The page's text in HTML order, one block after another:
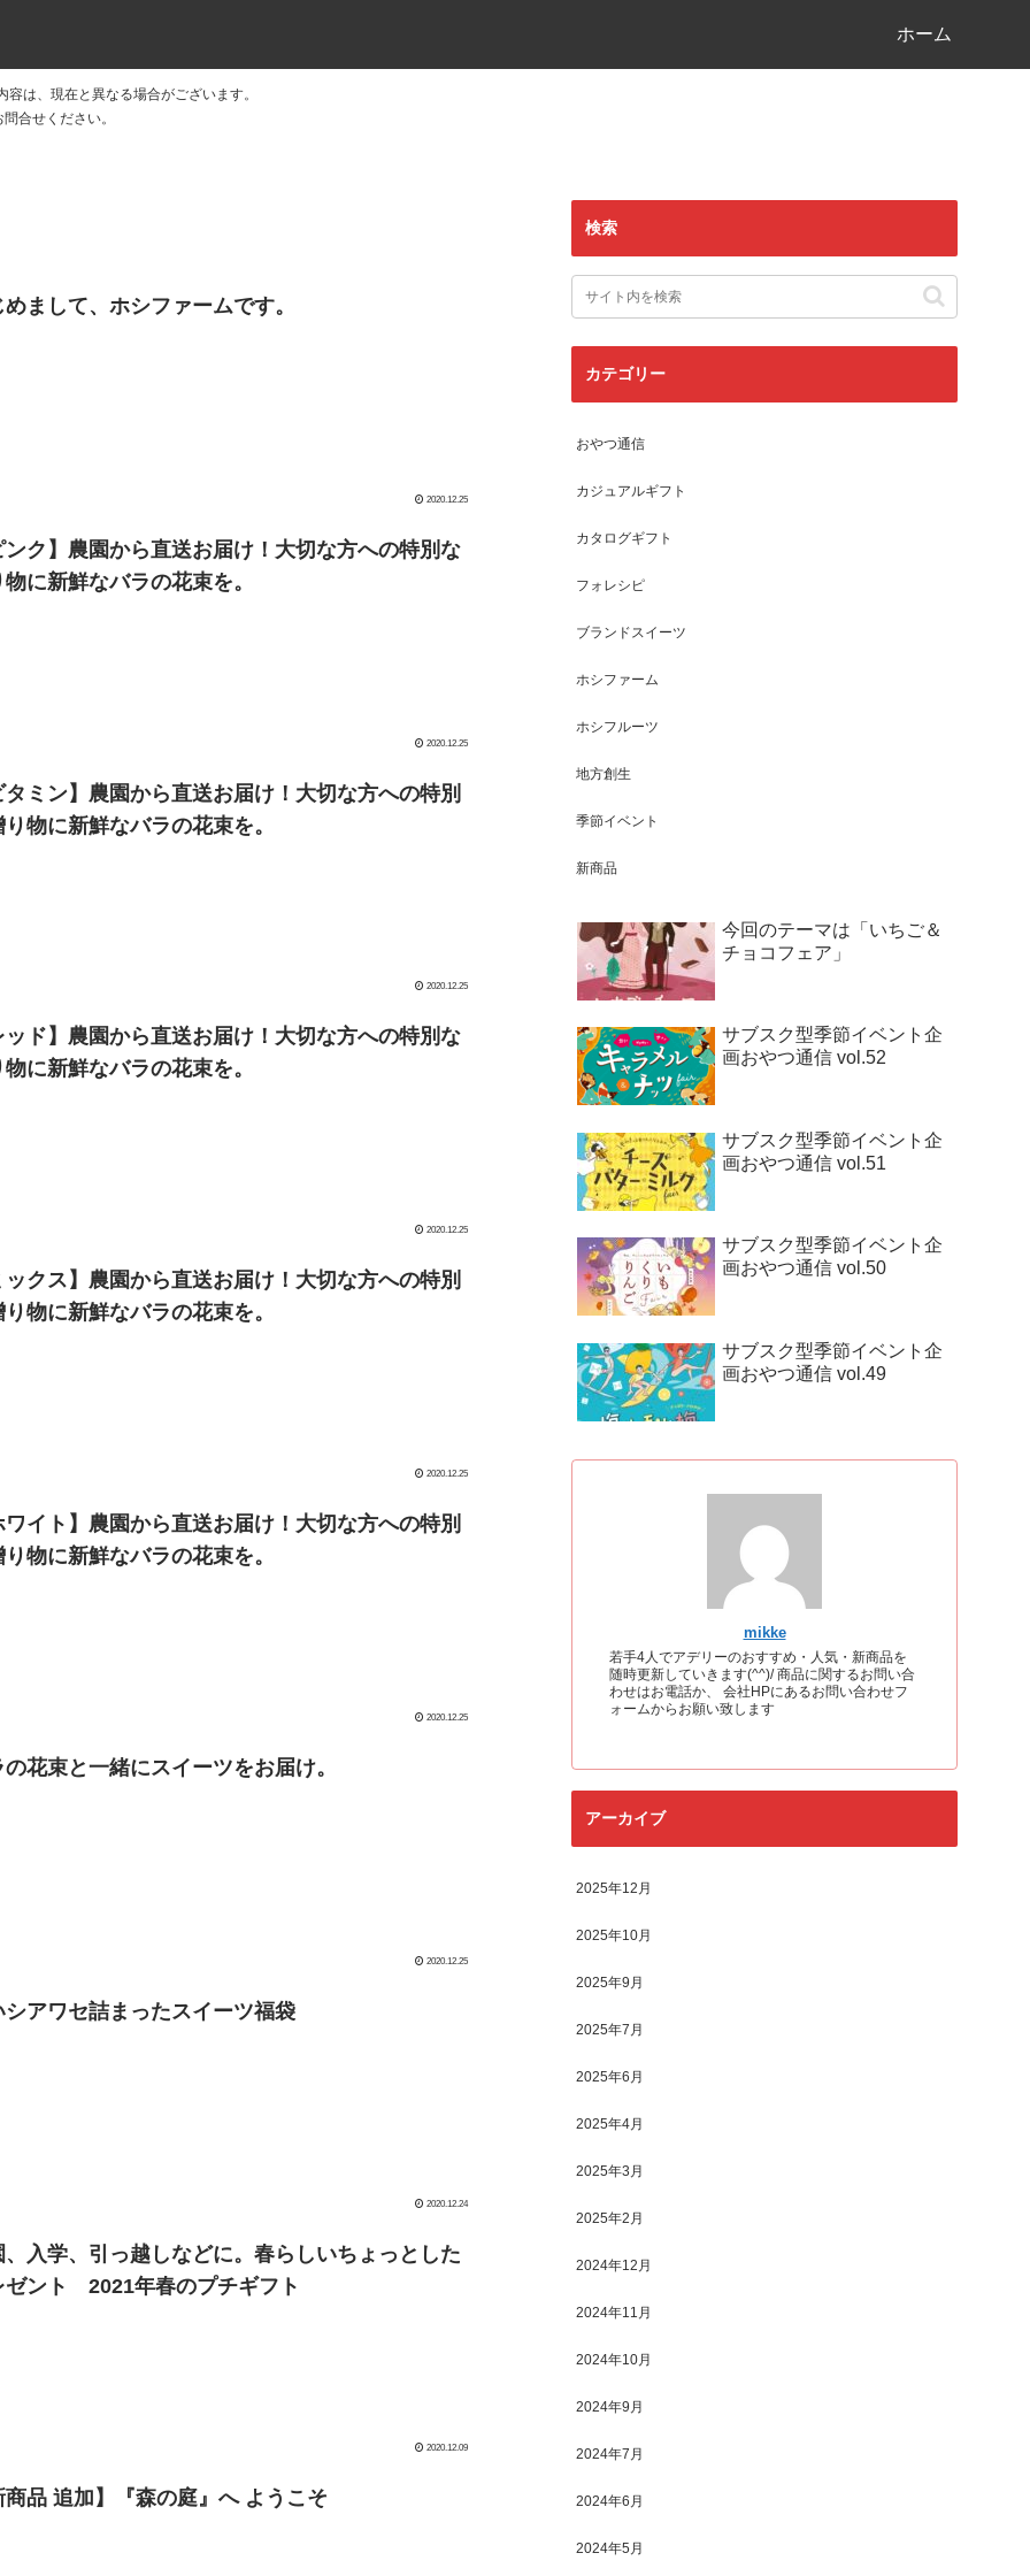
ホーム
は、現在と異なる場合がございます。
合せください。
めまして、ホシファームです。
2020.12.25
ンク】農園から直送お届け！大切な方への特別な
物に新鮮なバラの花束を。
2020.12.25
タミン】農園から直送お届け！大切な方への特別
り物に新鮮なバラの花束を。
2020.12.25
ッド】農園から直送お届け！大切な方への特別な
物に新鮮なバラの花束を。
2020.12.25
ックス】農園から直送お届け！大切な方への特別
り物に新鮮なバラの花束を。
2020.12.25
ワイト】農園から直送お届け！大切な方への特別
り物に新鮮なバラの花束を。
2020.12.25
の花束と一緒にスイーツをお届け。
2020.12.25
シアワセ詰まったスイーツ福袋
2020.12.24
、入学、引っ越しなどに。春らしいちょっとした
ゼント 2021年春のプチギフト
2020.12.09
商品 追加】『森の庭』へ ようこそ
検索
カテゴリー
おやつ通信
カジュアルギフト
カタログギフト
フォレシピ
ブランドスイーツ
ホシファーム
ホシフルーツ
地方創生
季節イベント
新商品
今回のテーマは「いちご＆
チョコフェア」
サブスク型季節イベント企
画おやつ通信 vol.52
サブスク型季節イベント企
画おやつ通信 vol.51
サブスク型季節イベント企
画おやつ通信 vol.50
サブスク型季節イベント企
画おやつ通信 vol.49
mikke
若手4人でアデリーのおすすめ・人気・新商品を
随時更新していきます(^^)/ 商品に関するお問い合
わせはお電話か、 会社HPにあるお問い合わせフ
ォームからお願い致します
アーカイブ
2025年12月
2025年10月
2025年9月
2025年7月
2025年6月
2025年4月
2025年3月
2025年2月
2024年12月
2024年11月
2024年10月
2024年9月
2024年7月
2024年6月
2024年5月